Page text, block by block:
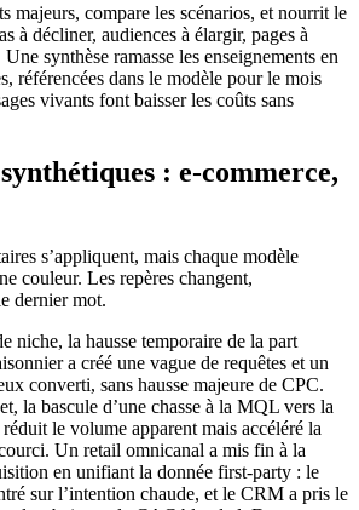
majeurs, compare les scénarios, et nourrit le
à décliner, audiences à élargir, pages à
synthèse ramasse les enseignements en
référencées dans le modèle pour le mois
vivants font baisser les coûts sans
: e-commerce,
s’appliquent, mais chaque modèle
couleur. Les repères changent,
dernier mot.
niche, la hausse temporaire de la part
a créé une vague de requêtes et un
converti, sans hausse majeure de CPC.
la bascule d’une chasse à la MQL vers la
le volume apparent mais accéléré la
Un retail omnicanal a mis fin à la
en unifiant la donnée first-party : le
sur l’intention chaude, et le CRM a pris le